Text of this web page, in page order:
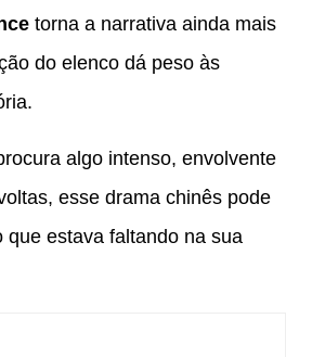
torna a narrativa ainda mais
do elenco dá peso às
algo intenso, envolvente
esse drama chinês pode
que estava faltando na sua